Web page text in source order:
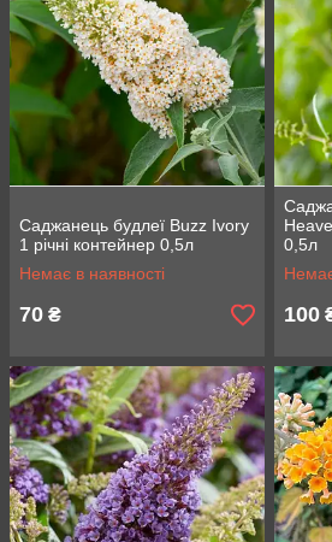
Саджанець будлеї Buzz Ivory
1 річні контейнер 0,5л
Немає в наявності
70 ₴
0,5л
100